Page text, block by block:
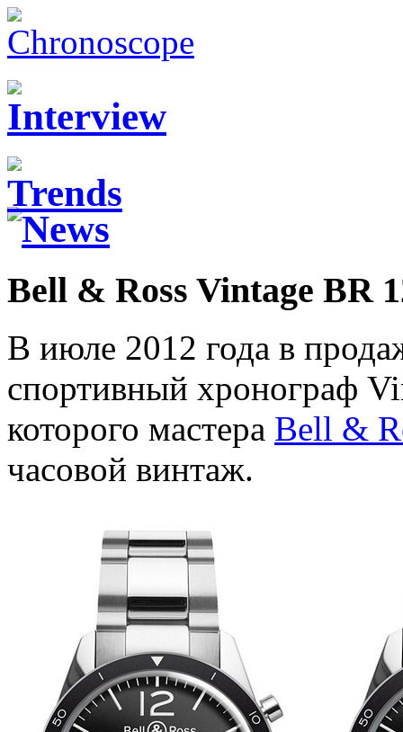
Bell & Ross Vintage BR
В июле 2012 года в
спортивный хронограф
которого мастера Bell &
часовой винтаж.